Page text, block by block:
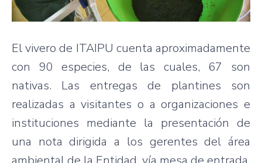
El vivero de ITAIPU cuenta aproximadamente
con 90 especies, de las cuales, 67 son
nativas. Las entregas de plantines son
realizadas a visitantes o a organizaciones e
instituciones mediante la presentación de
una nota dirigida a los gerentes del área